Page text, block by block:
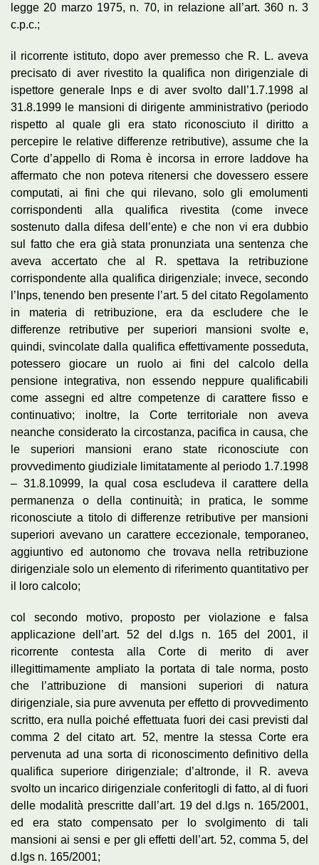
legge 20 marzo 1975, n. 70, in relazione all’art. 360 n. 3
c.p.c.;
il ricorrente istituto, dopo aver premesso che R. L. aveva
precisato di aver rivestito la qualifica non dirigenziale di
ispettore generale Inps e di aver svolto dall’1.7.1998 al
31.8.1999 le mansioni di dirigente amministrativo (periodo
rispetto al quale gli era stato riconosciuto il diritto a
percepire le relative differenze retributive), assume che la
Corte d’appello di Roma è incorsa in errore laddove ha
affermato che non poteva ritenersi che dovessero essere
computati, ai fini che qui rilevano, solo gli emolumenti
corrispondenti alla qualifica rivestita (come invece
sostenuto dalla difesa dell’ente) e che non vi era dubbio
sul fatto che era già stata pronunziata una sentenza che
aveva accertato che al R. spettava la retribuzione
corrispondente alla qualifica dirigenziale; invece, secondo
l’Inps, tenendo ben presente l’art. 5 del citato Regolamento
in materia di retribuzione, era da escludere che le
differenze retributive per superiori mansioni svolte e,
quindi, svincolate dalla qualifica effettivamente posseduta,
potessero giocare un ruolo ai fini del calcolo della
pensione integrativa, non essendo neppure qualificabili
come assegni ed altre competenze di carattere fisso e
continuativo; inoltre, la Corte territoriale non aveva
neanche considerato la circostanza, pacifica in causa, che
le superiori mansioni erano state riconosciute con
provvedimento giudiziale limitatamente al periodo 1.7.1998
– 31.8.10999, la qual cosa escludeva il carattere della
permanenza o della continuità; in pratica, le somme
riconosciute a titolo di differenze retributive per mansioni
superiori avevano un carattere eccezionale, temporaneo,
aggiuntivo ed autonomo che trovava nella retribuzione
dirigenziale solo un elemento di riferimento quantitativo per
il loro calcolo;
col secondo motivo, proposto per violazione e falsa
applicazione dell’art. 52 del d.lgs n. 165 del 2001, il
ricorrente contesta alla Corte di merito di aver
illegittimamente ampliato la portata di tale norma, posto
che l’attribuzione di mansioni superiori di natura
dirigenziale, sia pure avvenuta per effetto di provvedimento
scritto, era nulla poiché effettuata fuori dei casi previsti dal
comma 2 del citato art. 52, mentre la stessa Corte era
pervenuta ad una sorta di riconoscimento definitivo della
qualifica superiore dirigenziale; d’altronde, il R. aveva
svolto un incarico dirigenziale conferitogli di fatto, al di fuori
delle modalità prescritte dall’art. 19 del d.lgs n. 165/2001,
ed era stato compensato per lo svolgimento di tali
mansioni ai sensi e per gli effetti dell’art. 52, comma 5, del
d.lgs n. 165/2001;